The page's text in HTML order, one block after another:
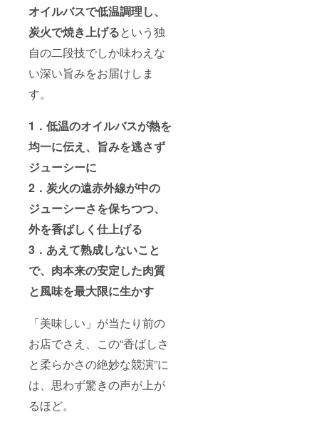
オイルバスで低温調理し、
炭火で焼き上げるという独
自の二段技でしか味わえな
い深い旨みをお届けしま
す。
1．低温のオイルバスが熱を
均一に伝え、旨みを逃さず
ジューシーに
2．炭火の遠赤外線が中の
ジューシーさを保ちつつ、
外を香ばしく仕上げる
3．あえて熟成しないこと
で、肉本来の安定した肉質
と風味を最大限に生かす
「美味しい」が当たり前の
お店でさえ、この“香ばしさ
と柔らかさの絶妙な競演”に
は、思わず驚きの声が上が
るほど。